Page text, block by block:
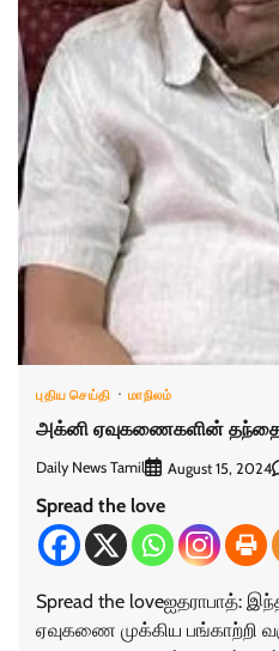
புதிய செய்தி மாநிலம்
அக்னி ஏவுகணைகளின்
Daily News Tamil August 15, 2024
Spread the love
Spread the loveஐதராபாத்:
ஏவுகணை முக்கிய பங்காற்றி